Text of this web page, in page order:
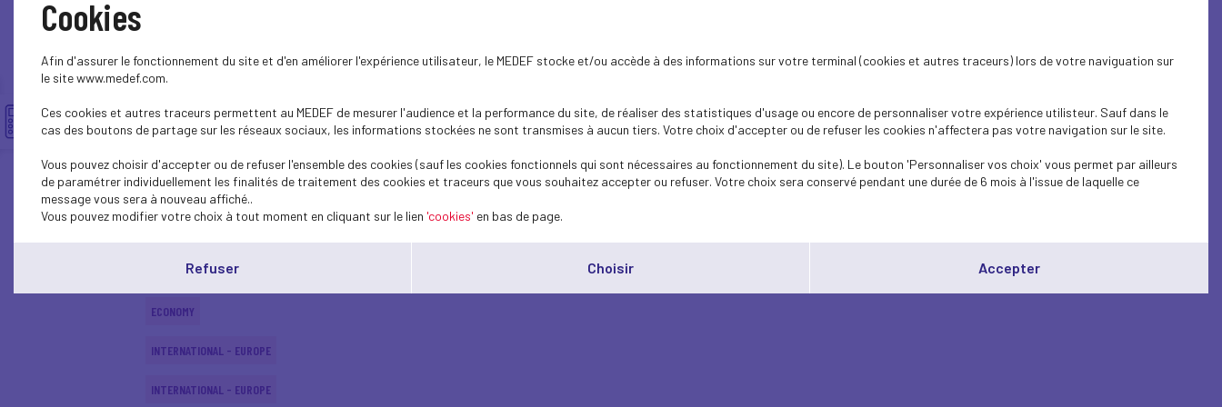
SUSTAINABLE DEVELOPMENT
SOCIAL
INTERNATIONAL - EUROPE
ECONOMY
ECONOMY
INTERNATIONAL - EUROPE
INTERNATIONAL - EUROPE
Cookies
Afin d'assurer le fonctionnement du site et d'en améliorer l'expérience utilisateur, le MEDEF stocke et/ou accède à des informations sur votre terminal (cookies et autres traceurs) lors de votre naviguation sur
le site www.medef.com.
Ces cookies et autres traceurs permettent au MEDEF de mesurer l'audience et la performance du site, de réaliser des statistiques d'usage ou encore de personnaliser votre expérience utilisteur. Sauf dans le
cas des boutons de partage sur les réseaux sociaux, les informations stockées ne sont transmises à aucun tiers. Votre choix d'accepter ou de refuser les cookies n'affectera pas votre navigation sur le site.
Vous pouvez choisir d'accepter ou de refuser l'ensemble des cookies (sauf les cookies fonctionnels qui sont nécessaires au fonctionnement du site). Le bouton 'Personnaliser vos choix' vous permet par ailleurs
de paramétrer individuellement les finalités de traitement des cookies et traceurs que vous souhaitez accepter ou refuser. Votre choix sera conservé pendant une durée de 6 mois à l'issue de laquelle ce
message vous sera à nouveau affiché..
Vous pouvez modifier votre choix à tout moment en cliquant sur le lien 'cookies' en bas de page.
Refuser Choisir Accepter